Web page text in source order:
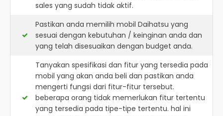
sales yang sudah tidak aktif.
Pastikan anda memilih mobil Daihatsu yang
sesuai dengan kebutuhan / keinginan anda dan
yang telah disesuaikan dengan budget anda.
Tanyakan spesifikasi dan fitur yang tersedia pada
mobil yang akan anda beli dan pastikan anda
mengerti fungsi dari fitur-fitur tersebut.
beberapa orang tidak memerlukan fitur tertentu
yang tersedia pada tipe-tipe tertentu. hal ini